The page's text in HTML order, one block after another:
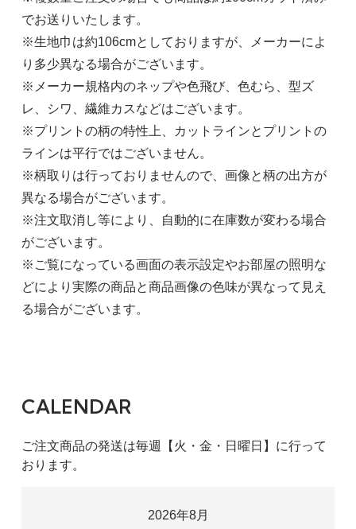
でお送りいたします。
※生地巾は約106cmとしておりますが、メーカーによ
り多少異なる場合がございます。
※メーカー規格内のネップや色飛び、色むら、型ズ
レ、シワ、繊維カスなどはございます。
※プリントの柄の特性上、カットラインとプリントの
ラインは平行ではございません。
※柄取りは行っておりませんので、画像と柄の出方が
異なる場合がございます。
※注文取消し等により、自動的に在庫数が変わる場合
がございます。
※ご覧になっている画面の表示設定やお部屋の照明な
どにより実際の商品と商品画像の色味が異なって見え
る場合がございます。
CALENDAR
ご注文商品の発送は毎週【火・金・日曜日】に行って
おります。
2026年8月